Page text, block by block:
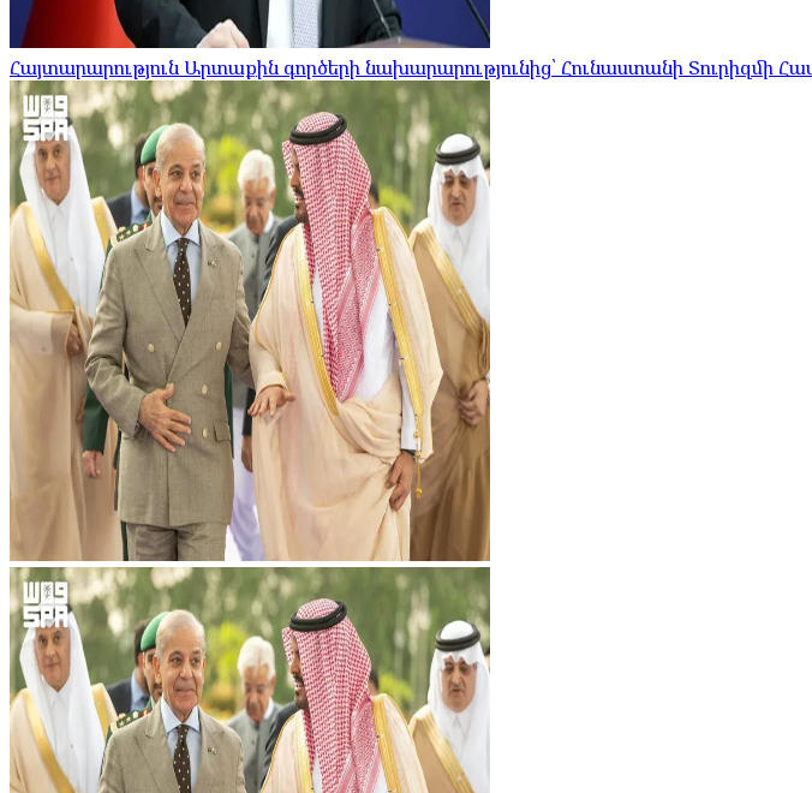
Հայտարարություն Արտաքին գործերի նախարարությունից՝ Հունաստանի Տուրիզմի